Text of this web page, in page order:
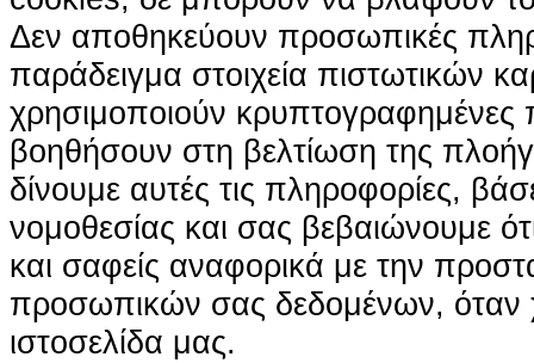
Δεν αποθηκεύουν προσωπικές
παράδειγμα στοιχεία πιστωτικών
χρησιμοποιούν κρυπτογραφημένες
βοηθήσουν στη βελτίωση της
δίνουμε αυτές τις πληροφορίες,
νομοθεσίας και σας βεβαιώνουμε ότι
και σαφείς αναφορικά με την
προσωπικών σας δεδομένων, όταν
ιστοσελίδα μας.